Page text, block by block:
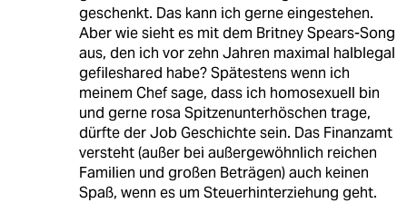
geschenkt. Das kann ich gerne eingestehen.
Aber wie sieht es mit dem Britney Spears-Song
aus, den ich vor zehn Jahren maximal halblegal
gefileshared habe? Spätestens wenn ich
meinem Chef sage, dass ich homosexuell bin
und gerne rosa Spitzenunterhöschen trage,
dürfte der Job Geschichte sein. Das Finanzamt
versteht (außer bei außergewöhnlich reichen
Familien und großen Beträgen) auch keinen
Spaß, wenn es um Steuerhinterziehung geht.